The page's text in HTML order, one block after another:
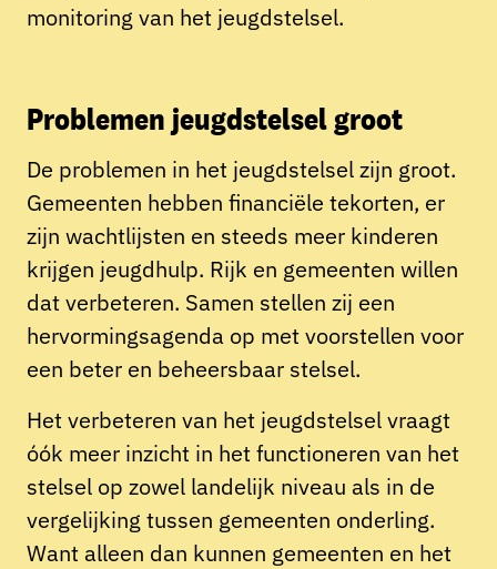
monitoring van het jeugdstelsel.
Problemen jeugdstelsel groot
De problemen in het jeugdstelsel zijn groot.
Gemeenten hebben financiële tekorten, er
zijn wachtlijsten en steeds meer kinderen
krijgen jeugdhulp. Rijk en gemeenten willen
dat verbeteren. Samen stellen zij een
hervormingsagenda op met voorstellen voor
een beter en beheersbaar stelsel.
Het verbeteren van het jeugdstelsel vraagt
óók meer inzicht in het functioneren van het
stelsel op zowel landelijk niveau als in de
vergelijking tussen gemeenten onderling.
Want alleen dan kunnen gemeenten en het